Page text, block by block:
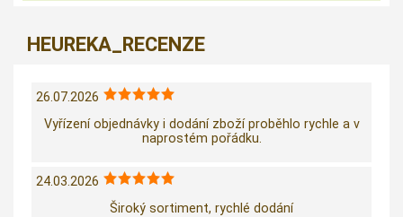
HEUREKA_RECENZE
26.07.2026
Vyřízení objednávky i dodání zboží proběhlo rychle a v
naprostém pořádku.
24.03.2026
Široký sortiment, rychlé dodání